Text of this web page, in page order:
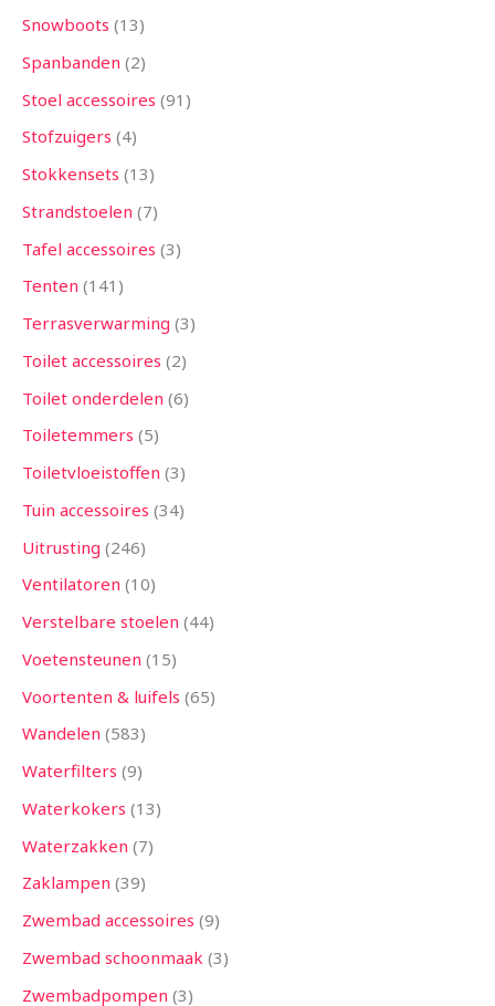
Snowboots 13
Spanbanden 2
Stoel accessoires 91
Stofzuigers 4
Stokkensets 13
Strandstoelen 7
Tafel accessoires 3
Tenten 141
Terrasverwarming 3
Toilet accessoires 2
Toilet onderdelen 6
Toiletemmers 5
Toiletvloeistoffen 3
Tuin accessoires 34
Uitrusting 246
Ventilatoren 10
Verstelbare stoelen 44
Voetensteunen 15
Voortenten & luifels 65
Wandelen 583
Waterfilters 9
Waterkokers 13
Waterzakken 7
Zaklampen 39
Zwembad accessoires 9
Zwembad schoonmaak 3
Zwembadpompen 3